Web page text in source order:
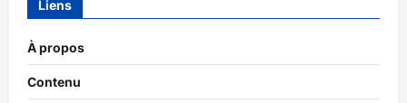
Liens
À propos
Contenu